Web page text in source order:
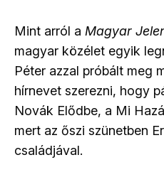
Mint arról a Magyar
magyar közélet egyik
Péter azzal próbált meg
hírnevet szerezni, hogy
Novák Elődbe, a Mi
mert az őszi szünetben
családjával.